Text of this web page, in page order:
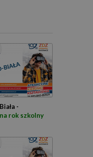
-
rok szkolny